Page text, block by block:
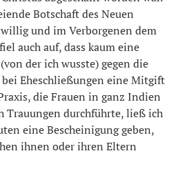
Botschaft des Neuen
und im Verborgenen dem
auch auf, dass kaum eine
der ich wusste) gegen die
Eheschließungen eine Mitgift
die Frauen in ganz Indien
Trauungen durchführte, ließ ich
eine Bescheinigung geben,
ihnen oder ihren Eltern